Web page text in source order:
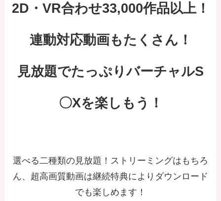
2D・VR合わせ33,000作品以上！
連動対応動画もたくさん！
見放題でたっぷりバーチャルS
〇Xを楽しもう！
選べる二種類の見放題！ストリーミングはもちろ
ん、超高画質動画は継続特典によりダウンロード
でも楽しめます！